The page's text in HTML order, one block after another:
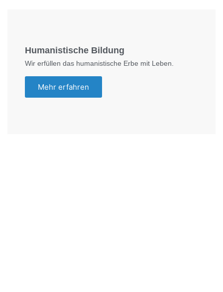
Humanistische Bildung
Wir erfüllen das humanistische Erbe mit Leben.
Mehr erfahren